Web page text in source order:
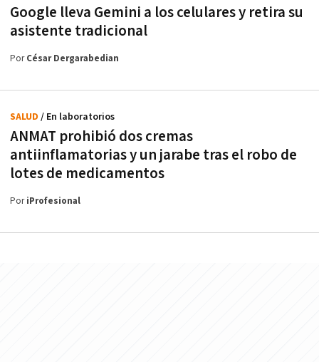
Google lleva Gemini a los celulares y retira su
asistente tradicional
PorCésar Dergarabedian
ANMAT prohibió dos cremas
antiinflamatorias y un jarabe tras el robo de
lotes de medicamentos
SALUD / En laboratorios
PoriProfesional